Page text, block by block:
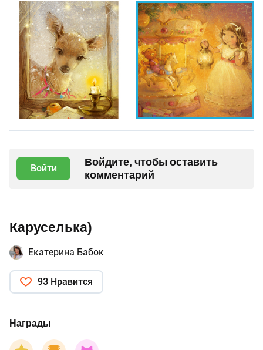
Войти
Войдите, чтобы оставить
комментарий
Каруселька)
Екатерина Бабок
93 Нравится
Награды